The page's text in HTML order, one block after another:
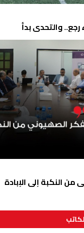
رجع.. والتحدي بدأ
من النكبة إلى الإبادة